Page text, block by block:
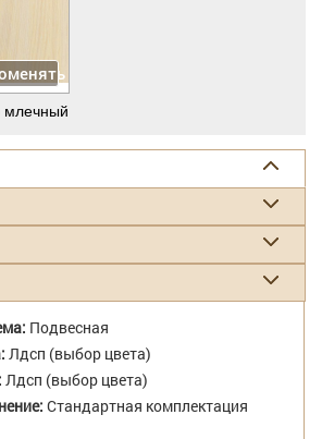
млечный
Подвесная
Лдсп (выбор цвета)
Лдсп (выбор цвета)
Стандартная комплектация